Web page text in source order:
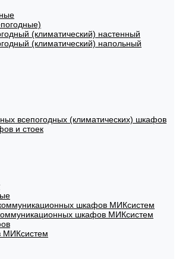
(климатический) настенный
(климатический) напольный
всепогодных (климатических) шкафов
и стоек
шкафов МИКсистем
шкафов МИКсистем
МИКсистем